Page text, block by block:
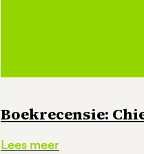
Boekrecensie:
Lees meer